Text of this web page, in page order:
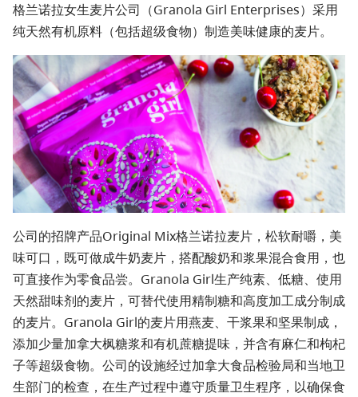
格兰诺拉女生麦片公司（Granola Girl Enterprises）采用
纯天然有机原料（包括超级食物）制造美味健康的麦片。
公司的招牌产品Original Mix格兰诺拉麦片，松软耐嚼，美
味可口，既可做成牛奶麦片，搭配酸奶和浆果混合食用，也
可直接作为零食品尝。Granola Girl生产纯素、低糖、使用
天然甜味剂的麦片，可替代使用精制糖和高度加工成分制成
的麦片。Granola Girl的麦片用燕麦、干浆果和坚果制成，
添加少量加拿大枫糖浆和有机蔗糖提味，并含有麻仁和枸杞
子等超级食物。公司的设施经过加拿大食品检验局和当地卫
生部门的检查，在生产过程中遵守质量卫生程序，以确保食